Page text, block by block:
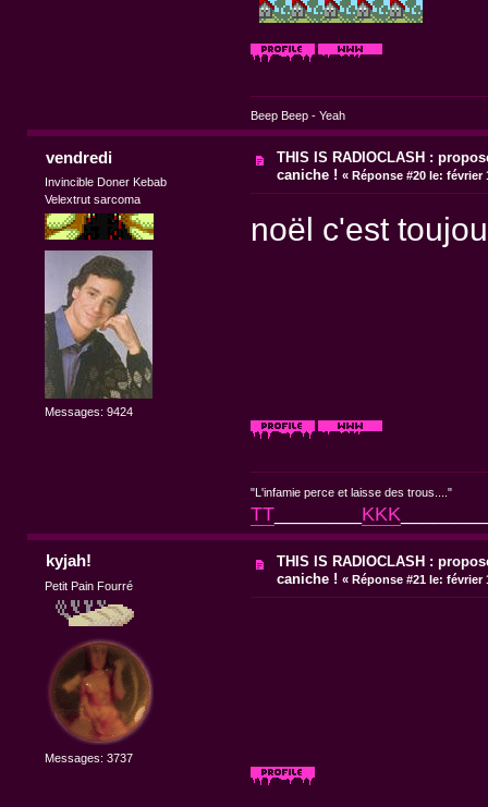
Beep Beep - Yeah
vendredi
Invincible Doner Kebab
Velextrut sarcoma
Messages: 9424
THIS IS RADIOCLASH :
caniche ! « Réponse #20 le: février
noël c'est
"L'infamie perce et laisse des trous...."
TT________ KKK________
kyjah!
Petit Pain Fourré
Messages: 3737
THIS IS RADIOCLASH :
caniche ! « Réponse #21 le: février